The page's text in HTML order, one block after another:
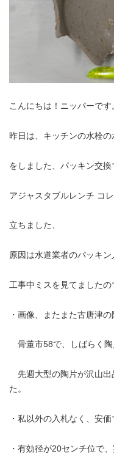
こんにちは！ニッパーです
昨日は、キッチンの水栓の
をしました、パッキン交換
アジャスタブルレンチ コ
立ちました、
原因は水道業者のパッキン
工事中ミスを見てましたの
・画像、またまた古唐津
骨董市58で、しばらく
先週大型の陶片が沢山出
た。
・私以外の入札なく、安価
・有効径が20センチ位で